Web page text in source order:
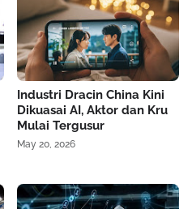
Industri Dracin China Kini
Dikuasai AI, Aktor dan Kru
Mulai Tergusur
May 20, 2026